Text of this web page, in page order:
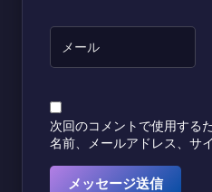
次回のコメントで使用する
名前、メールアドレス、サ